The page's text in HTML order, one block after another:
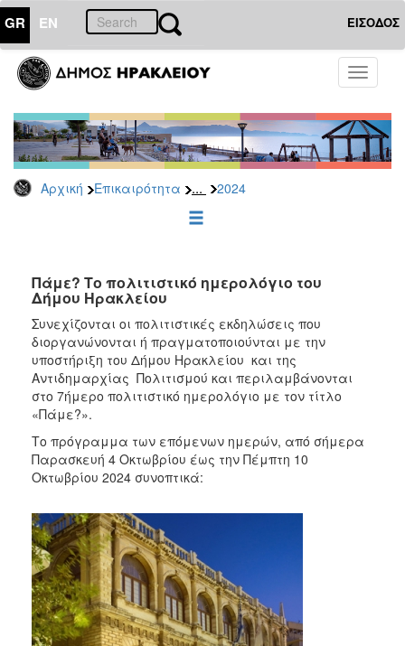
GR EN ΕΙΣΟΔΟΣ
Toggle
Αρχική Επικαιρότητα ... 2024
ΕΠΙΚΑΙΡΟΤΗΤΑ
Τύπου
Αρχείο
2026
2025
2022
2021
2020
2019
2018
2017
2016
2015
2012
2011
2010
2006
Πάμε? Το πολιτιστικό ημερολόγιο του
Δήμου Ηρακλείου
Συνεχίζονται οι πολιτιστικές εκδηλώσεις που
διοργανώνονται ή πραγματοποιούνται με την
υποστήριξη του Δήμου Ηρακλείου και της
Αντιδημαρχίας Πολιτισμού και περιλαμβάνονται
στο 7ήμερο πολιτιστικό ημερολόγιο με τον τίτλο
«Πάμε?».
Το πρόγραμμα των επόμενων ημερών, από σήμερα
Παρασκευή 4 Οκτωβρίου έως την Πέμπτη 10
Οκτωβρίου 2024 συνοπτικά: